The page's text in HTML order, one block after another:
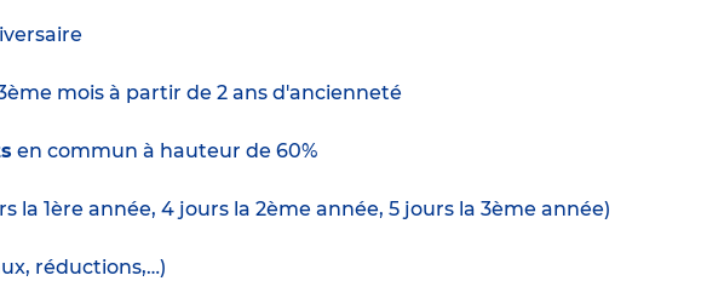
mois à partir de 2 ans d'ancienneté
en commun à hauteur de 60%
la 1ère année, 4 jours la 2ème année, 5 jours la 3ème année)
réductions,…)